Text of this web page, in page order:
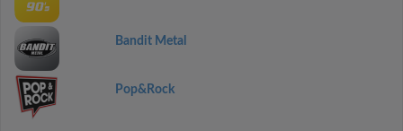
Bandit Metal
Pop&Rock